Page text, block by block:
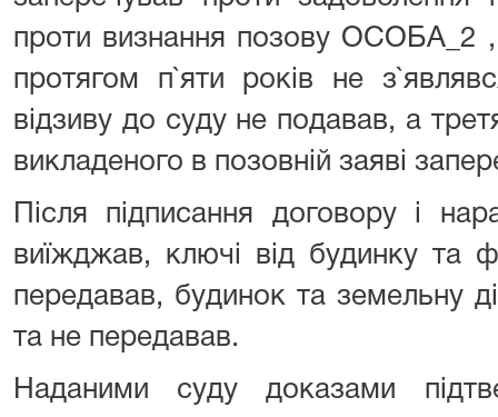
проти визнання позову ОСОБА_2 ,
протягом п`яти років не
відзиву до суду не подавав, а
викладеного в позовній заяві
Після підписання договору і
виїжджав, ключі від будинку та
передавав, будинок та земельну
та не передавав.
Наданими суду доказами